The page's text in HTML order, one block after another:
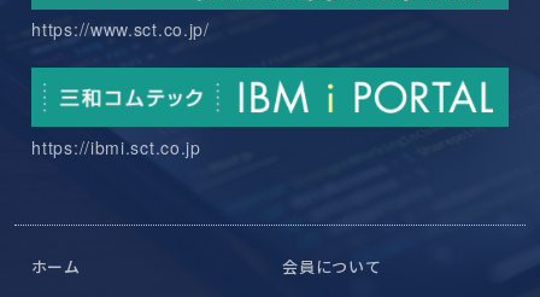
https://www.sct.co.jp/
https://ibmi.sct.co.jp
ホーム
会員について